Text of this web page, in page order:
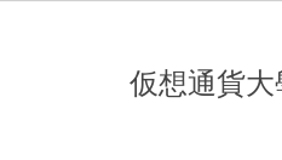
仮想通貨